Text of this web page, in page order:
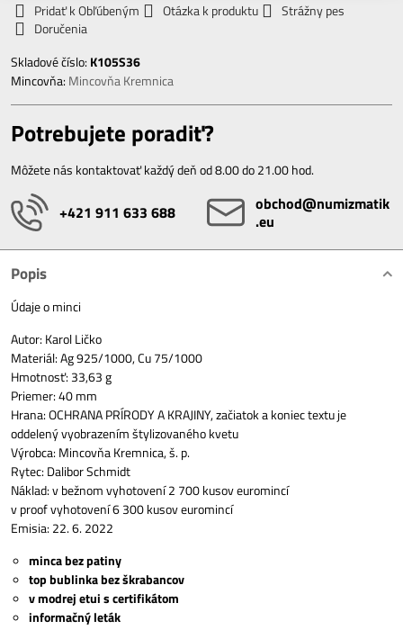
Pridať k Obľúbeným Otázka k produktu
Strážny pes
Doručenia
Skladové číslo: K105S36
Mincovňa: Mincovňa Kremnica
Potrebujete poradiť?
Môžete nás kontaktovať každý deň od 8.00 do 21.00 hod.
+421 911 633 688
obchod​@numizmatik​
.eu
Popis
Údaje o minci
Autor: Karol Ličko
Materiál: Ag 925/1000, Cu 75/1000
Hmotnosť: 33,63 g
Priemer: 40 mm
Hrana: OCHRANA PRÍRODY A KRAJINY, začiatok a koniec textu je
oddelený vyobrazením štylizovaného kvetu
Výrobca: Mincovňa Kremnica, š. p.
Rytec: Dalibor Schmidt
Náklad: v bežnom vyhotovení 2 700 kusov euromincí
v proof vyhotovení 6 300 kusov euromincí
Emisia: 22. 6. 2022
minca bez patiny
top bublinka bez škrabancov
v modrej etui s certifikátom
informačný leták